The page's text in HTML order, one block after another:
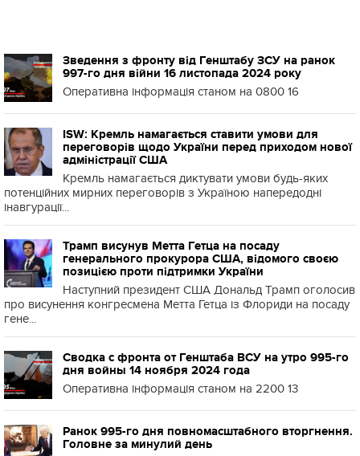
Зведення з фронту від Генштабу ЗСУ на ранок
997-го дня війни 16 листопада 2024 року
Оперативна інформація станом на 0800 16
ISW: Кремль намагається ставити умови для
переговорів щодо України перед приходом нової
адміністрації США
Кремль намагається диктувати умови будь-яких
потенційних мирних переговорів з Україною напередодні
інавгурації...
Трамп висунув Метта Гетца на посаду
генерального прокурора США, відомого своєю
позицією проти підтримки України
Наступний президент США Дональд Трамп оголосив
про висунення конгресмена Метта Гетца із Флориди на посаду
гене...
Сводка с фронта от Генштаба ВСУ на утро 995-го
дня войны 14 ноября 2024 года
Оперативна інформація станом на 2200 13
Ранок 995-го дня повномасштабного вторгнення.
Головне за минулий день